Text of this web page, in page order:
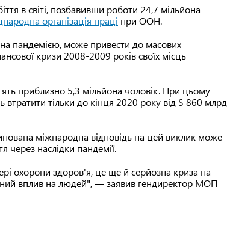
в світі, позбавивши роботи 24,7 мільйона
організація праці при ООН.
пандемією, може привести до масових
кризи 2008-2009 років своїх місць
приблизно 5,3 мільйона чоловік. При цьому
тільки до кінця 2020 року від $ 860 млрд
міжнародна відповідь на цей виклик може
наслідки пандемії.
охорони здоров'я, це ще й серйозна криза на
вплив на людей", — заявив гендиректор МОП